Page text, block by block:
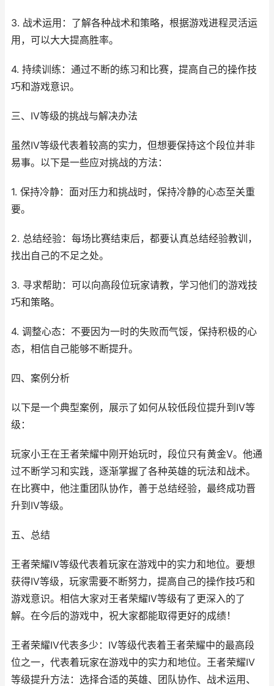
3. 战术运用：了解各种战术和策略，根据游戏进程灵活运
用，可以大大提高胜率。
4. 持续训练：通过不断的练习和比赛，提高自己的操作技
巧和游戏意识。
三、IV等级的挑战与解决办法
虽然IV等级代表着较高的实力，但想要保持这个段位并非
易事。以下是一些应对挑战的方法：
1. 保持冷静：面对压力和挑战时，保持冷静的心态至关重
要。
2. 总结经验：每场比赛结束后，都要认真总结经验教训，
找出自己的不足之处。
3. 寻求帮助：可以向高段位玩家请教，学习他们的游戏技
巧和策略。
4. 调整心态：不要因为一时的失败而气馁，保持积极的心
态，相信自己能够不断提升。
四、案例分析
以下是一个典型案例，展示了如何从较低段位提升到IV等
级：
玩家小王在王者荣耀中刚开始玩时，段位只有黄金V。他通
过不断学习和实践，逐渐掌握了各种英雄的玩法和战术。
在比赛中，他注重团队协作，善于总结经验，最终成功晋
升到IV等级。
五、总结
王者荣耀IV等级代表着玩家在游戏中的实力和地位。要想
获得IV等级，玩家需要不断努力，提高自己的操作技巧和
游戏意识。相信大家对王者荣耀IV等级有了更深入的了
解。在今后的游戏中，祝大家都能取得更好的成绩！
王者荣耀IV代表多少：IV等级代表着王者荣耀中的最高段
位之一，代表着玩家在游戏中的实力和地位。王者荣耀IV
等级提升方法：选择合适的英雄、团队协作、战术运用、